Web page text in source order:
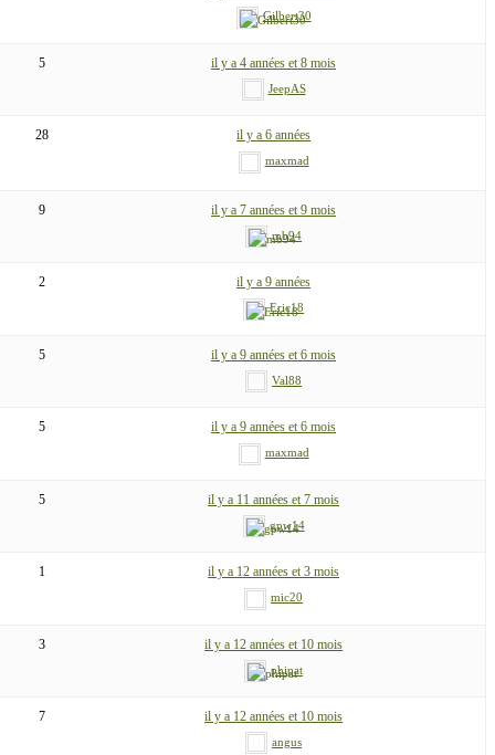
Gilbert30
5 il y a 4 années et 8 mois
JeepAS
28 il y a 6 années
maxmad
9 il y a 7 années et 9 mois
mb94
2 il y a 9 années
Eric18
5 il y a 9 années et 6 mois
Val88
5 il y a 9 années et 6 mois
maxmad
5 il y a 11 années et 7 mois
gpw14
1 il y a 12 années et 3 mois
mic20
3 il y a 12 années et 10 mois
phipat
7 il y a 12 années et 10 mois
angus